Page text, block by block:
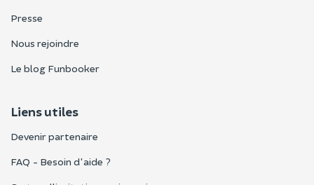
Presse
Nous rejoindre
Le blog Funbooker
Liens utiles
Devenir partenaire
FAQ - Besoin d'aide ?